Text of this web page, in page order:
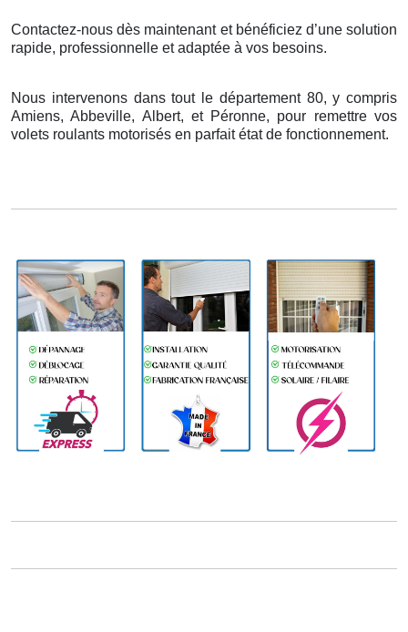
Contactez-nous dès maintenant et bénéficiez d’une solution
rapide, professionnelle et adaptée à vos besoins.
Nous intervenons dans tout le département 80, y compris
Amiens, Abbeville, Albert, et Péronne, pour remettre vos
volets roulants motorisés en parfait état de fonctionnement.